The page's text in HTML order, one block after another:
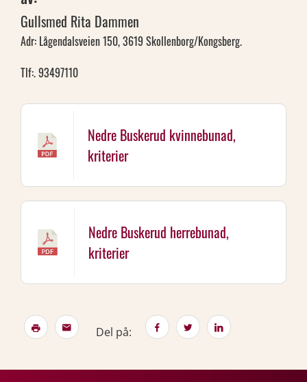
Gullsmed Rita Dammen
Adr: Lågendalsveien 150, 3619 Skollenborg/Kongsberg.
Tlf:. 93497110
Nedre Buskerud kvinnebunad,
kriterier
Nedre Buskerud herrebunad,
kriterier
Del på: